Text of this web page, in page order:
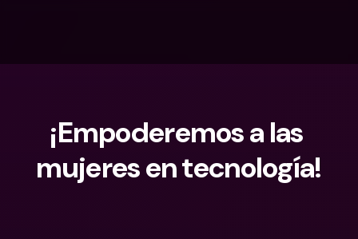
¡Empoderemos a las
mujeres en tecnología!